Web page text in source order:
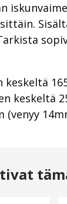
keskeltä
(venyy